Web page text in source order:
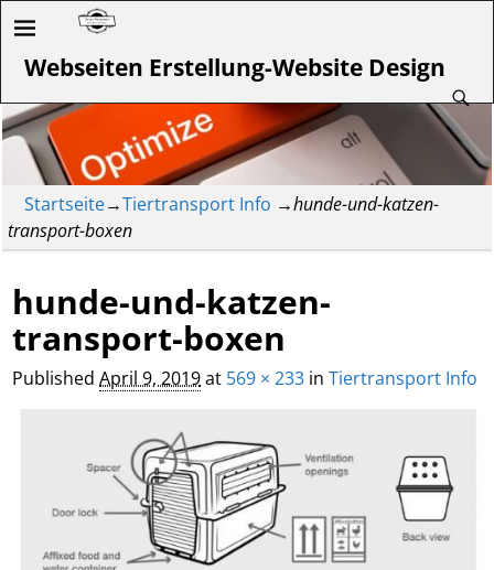
Webseiten Erstellung-Website Design
Startseite→Tiertransport Info →hunde-und-katzen-
transport-boxen
hunde-und-katzen-
transport-boxen
PublishedApril 9, 2019at 569 × 233 inTiertransport Info